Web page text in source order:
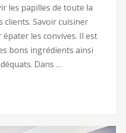
les papilles de toute la
clients. Savoir cuisiner
les convives. Il est
bons ingrédients ainsi
Dans …